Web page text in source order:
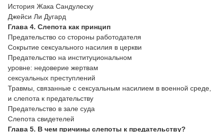
История Жака Сандулеску
Джейси Ли Дугард
Глава 4. Слепота как принцип
Предательство со стороны работодателя
Сокрытие сексуального насилия в церкви
Предательство на институциональном
уровне: недоверие жертвам
сексуальных преступлений
Травмы, связанные с сексуальным насилием в военной среде,
и слепота к предательству
Предательство в зале суда
Слепота свидетелей
Глава 5. В чем причины слепоты к предательству?